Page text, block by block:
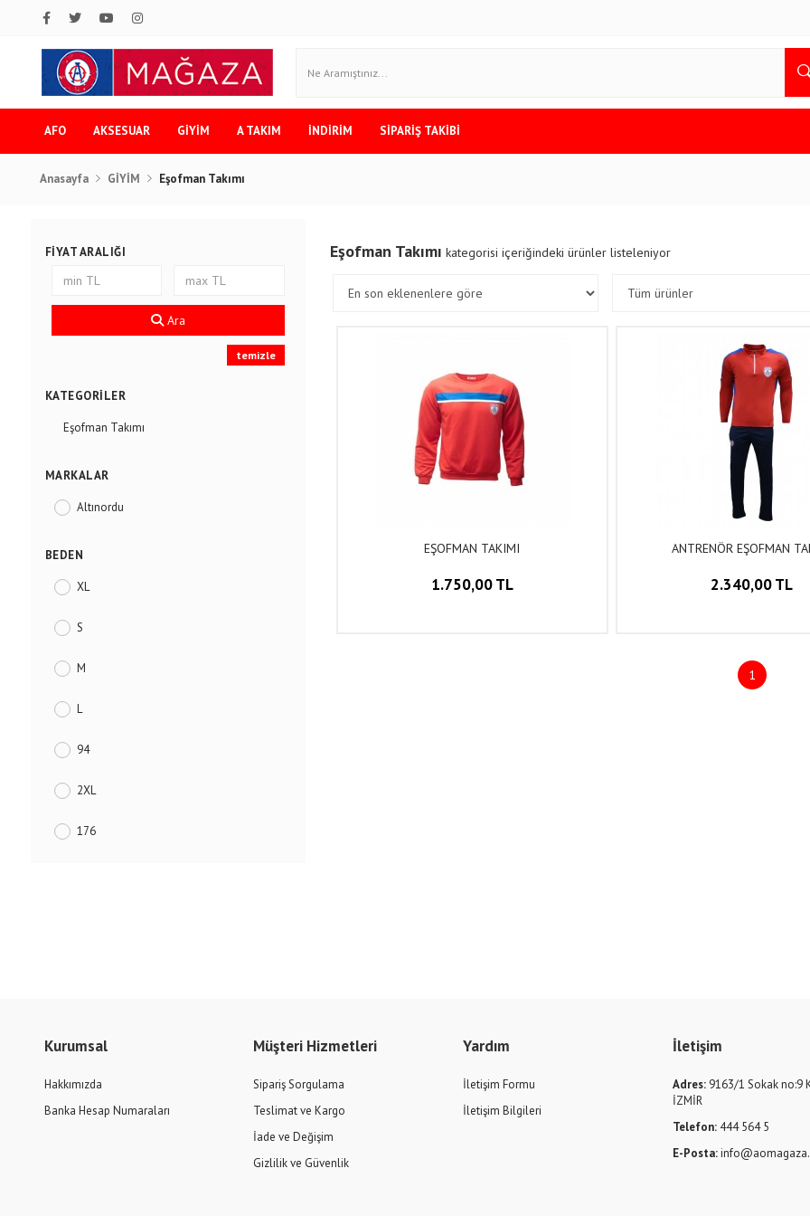
AFO AKSESUAR GİYİM A TAKIM İNDİRİM SİPARİŞ TAKİBİ
Anasayfa GİYİM Eşofman Takımı
FIYAT ARALIĞI
Ara
temizle
KATEGORILER
Eşofman Takımı
MARKALAR
Altınordu
BEDEN
XL
S
M
L
94
2XL
176
110
Eşofman Takımı kategorisi içeriğindeki ürünler listeleniyor
EŞOFMAN TAKIMI
1.750,00 TL
ANTRENÖR EŞOFMAN
2.340,00 TL
1
Kurumsal
Hakkımızda
Banka Hesap Numaraları
Müşteri Hizmetleri
Sipariş Sorgulama
Teslimat ve Kargo
İade ve Değişim
Gizlilik ve Güvenlik
Yardım
İletişim Formu
İletişim Bilgileri
İletişim
Adres: 9163/1 Sokak no:9
İZMİR
Telefon: 444 564 5
E-Posta: